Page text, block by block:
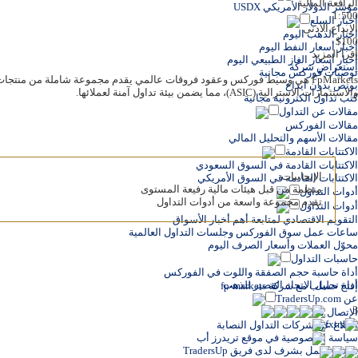
مؤشر الدولار الأمريكي USDX
أخبار السلع
اخبار الذهب اليوم
أخبار أسعار النفط اليوم
أخبار أسعار الغاز الطبيعي اليوم
توصيات فوركس مجانية
بونص بدون ايداع
كتب تداول الكترونية مجانية
مقالات عن التداول
مقالات الفوركس
مقالات الأسهم والتحليل المالي
الاكتتابات القادمة
الاكتتابات القادمة في السوق السعودي
الاكتتابات القادمة في السوق الأمريكي
أدوات التداول
أدوات التداول
التقويم الاقتصادي لمتابعة أهم أخبار الأسواق
ساعات عمل سوق الفوركس وجلسات التداول العالمية
محوّل العملات وأسعار الصرف اليوم
حاسبات التداول
أداة حاسبة حجم الصفقة واللوت في الفوركس
أداة تحليل الاتجاه القصير للذهب
عن TradersUp.com
الإتصال بنا
الإبلاغ عن شركات التداول النصابة
سياسة الخصوصية في موقع تريدرز أب
مبادئ العمل بشرف لدى فريق TradersUp
الرافعة المالية
1:500
الإيداع الأدنى
$100
إقرأ المزيد
إستعراض شركة
والاستثمارات الاسترالية (ASIC)، مما يضمن بيئة تداول آمنة لعملائها.
الإيجابيات:
منظمة من قبل هيئات مالية رفيعة المستوى
تقدم مجموعة واسعة من أدوات التداول
إفتح حساب مع شركة fp-markets
3